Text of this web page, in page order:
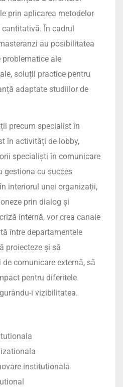
prin aplicarea metodelor
În cadrul
au posibilitatea
problematice ale
soluții practice pentru
adaptate studiilor de
precum specialist în
în activități de lobby,
specialiști în comunicare
gestiona cu succes
interiorul unei organizații,
prin dialog și
internă, vor crea canale
între departamentele
proiecteze și să
comunicare externă, să
pentru diferitele
i vizibilitatea.
institutionala